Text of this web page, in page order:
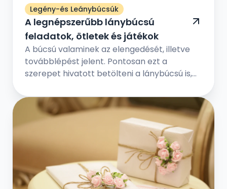
Legény-és Leánybúcsúk
A legnépszerűbb lánybúcsú
feladatok, ötletek és játékok
A búcsú valaminek az elengedését, illetve
továbblépést jelent. Pontosan ezt a
szerepet hivatott betölteni a lánybúcsú is,
menyasszony örökre hátat fordít régi
életének, és feleséggé válik. Ám előtte még
egy utolsó közös eseményt tart a
legkedvesebb barátnőivel, a hol vicces
játékokkal, fontos kérdés-válaszokkal, és
egy fergeteges bulival ünneplik meg a régi
időszak lezárását és az új időszak
megkezdését.